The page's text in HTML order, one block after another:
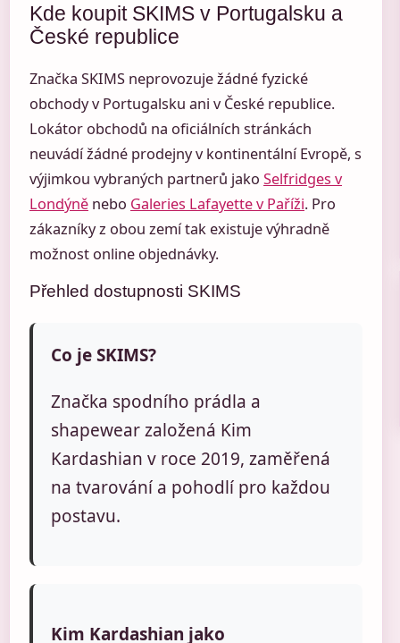
Kde koupit SKIMS v Portugalsku a
České republice
Značka SKIMS neprovozuje žádné fyzické
obchody v Portugalsku ani v České republice.
Lokátor obchodů na oficiálních stránkách
neuvádí žádné prodejny v kontinentální Evropě, s
výjimkou vybraných partnerů jako Selfridges v
Londýně nebo Galeries Lafayette v Paříži. Pro
zákazníky z obou zemí tak existuje výhradně
možnost online objednávky.
Přehled dostupnosti SKIMS
Co je SKIMS?
Značka spodního prádla a
shapewear založená Kim
Kardashian v roce 2019, zaměřená
na tvarování a pohodlí pro každou
postavu.
Kim Kardashian jako